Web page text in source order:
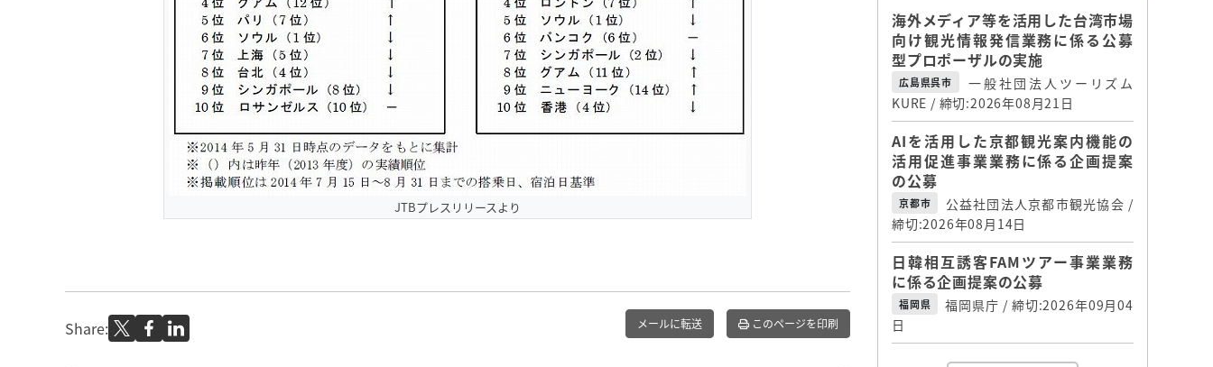
JTBプレスリリースより
Share: メールに転送 このページを印刷
海外メディア等を活用した台湾市場
向け観光情報発信業務に係る公募
型プロポーザルの実施
広島県呉市
一般社団法人ツーリズム
KURE / 締切:2026年08月21日
AIを活用した京都観光案内機能の
活用促進事業業務に係る企画提案
の公募
京都市
公益社団法人京都市観光協会 /
締切:2026年08月14日
日韓相互誘客FAMツアー事業業務
に係る企画提案の公募
福岡県
福岡県庁 / 締切:2026年09月04
日